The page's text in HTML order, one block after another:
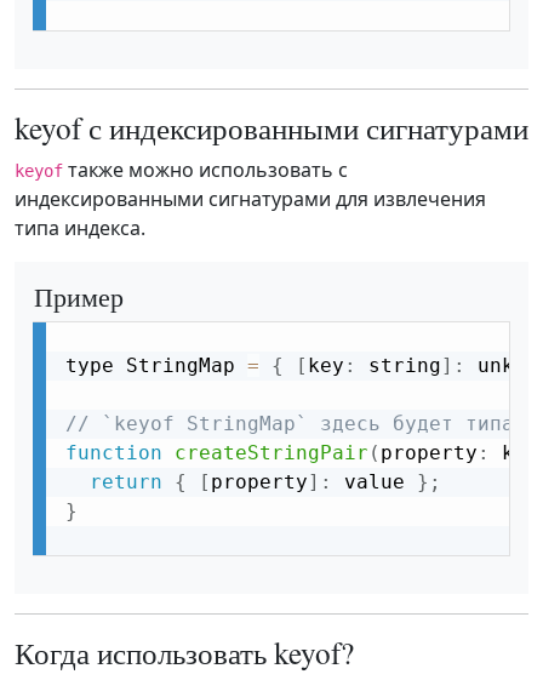
keyof с индексированными сигнатурами
keyof также можно использовать с
индексированными сигнатурами для извлечения
типа индекса.
Пример
type StringMap = { [ key : string] :
// `keyof StringMap` здесь будет типа
function
createStringPair ( property :
return
{ [ property] : value } ;
}
Когда использовать keyof?